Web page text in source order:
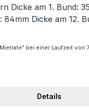
Dicke am 1. Bund:
84mm Dicke am 12.
Black Matte
mit aktiver
Mensurlinie)
mm / 34" Sattelbreite:
bei einer Laufzeit von
Details